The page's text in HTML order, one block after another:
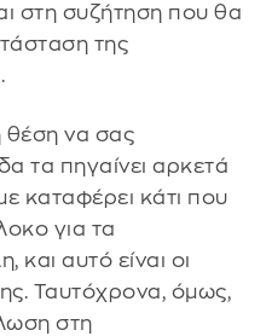
στη συζήτηση που θα
της
θέση να σας
τα πηγαίνει αρκετά
καταφέρει κάτι που
για τα
και αυτό είναι οι
Ταυτόχρονα, όμως,
στη